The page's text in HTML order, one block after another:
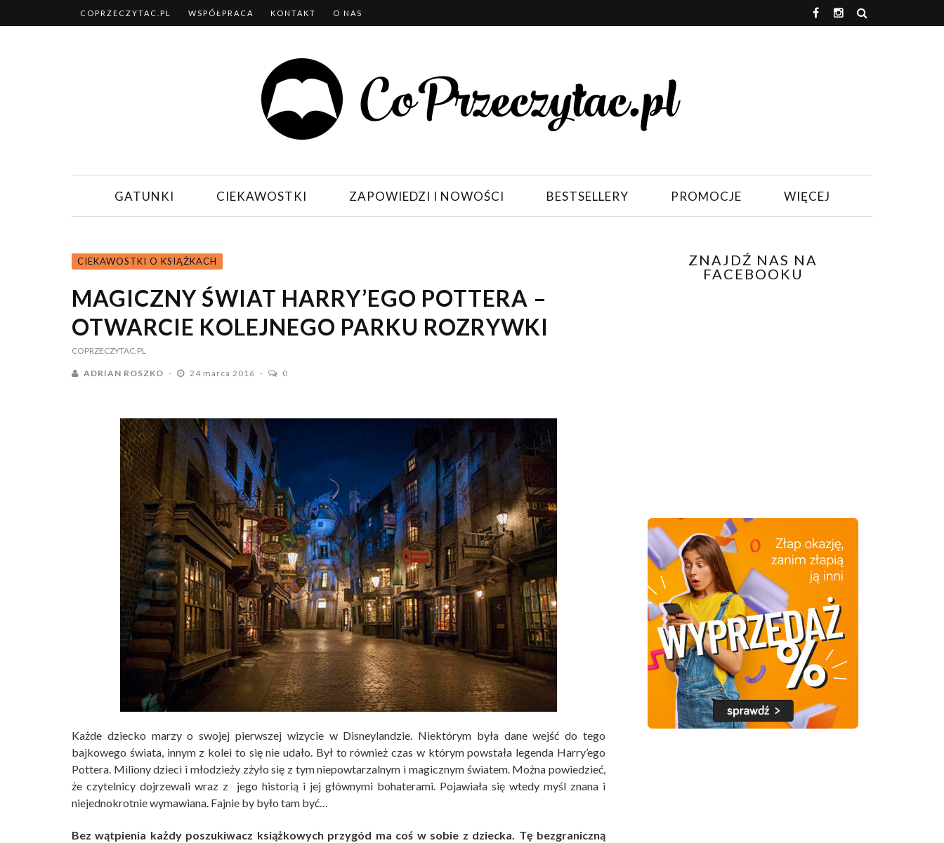
COPRZECZYTAC.PL WSPÓŁPRACA KONTAKT O NAS
GATUNKI CIEKAWOSTKI ZAPOWIEDZI I NOWOŚCI BESTSELLERY PROMOCJE WIĘCEJ
CIEKAWOSTKI O KSIĄŻKACH
MAGICZNY ŚWIAT HARRY’EGO POTTERA –
OTWARCIE KOLEJNEGO PARKU ROZRYWKI
COPRZECZYTAC.PL
ADRIAN ROSZKO 24 marca 2016 0
Każde dziecko marzy o swojej pierwszej wizycie w Disneylandzie. Niektórym była dane wejść do tego
bajkowego świata, innym z kolei to się nie udało. Był to również czas w którym powstała legenda Harry’ego
Pottera. Miliony dzieci i młodzieży zżyło się z tym niepowtarzalnym i magicznym światem. Można powiedzieć,
że czytelnicy dojrzewali wraz z jego historią i jej głównymi bohaterami. Pojawiała się wtedy myśl znana i
niejednokrotnie wymawiana. Fajnie by było tam być…
Bez wątpienia każdy poszukiwacz książkowych przygód ma coś w sobie z dziecka. Tę bezgraniczną
ZNAJDŹ NAS NA
FACEBOOKU